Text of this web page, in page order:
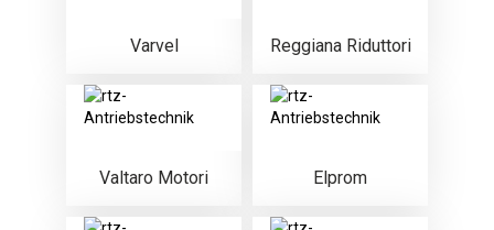
Varvel Reggiana Riduttori
Valtaro Motori Elprom